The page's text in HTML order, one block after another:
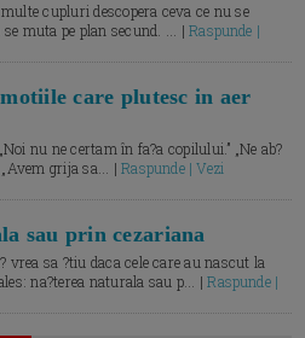
cupluri descopera ceva ce nu se
se muta pe plan secund. ... |Raspunde |
care plutesc in aer
nu ne certam în fa?a copilului.” „Ne ab?
„Avem grija sa... |Raspunde | Vezi
sau prin cezariana
vrea sa ?tiu daca cele care au nascut la
na?terea naturala sau p... |Raspunde |